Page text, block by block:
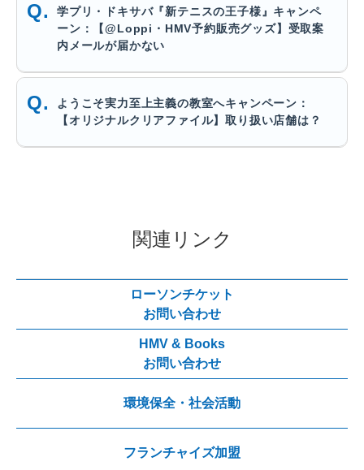
学プリ・ドキサバ『新テニスの王子様』キャンペ
ーン：【@Loppi・HMV予約販売グッズ】受取案
内メールが届かない
ようこそ実力至上主義の教室へキャンペーン：
【オリジナルクリアファイル】取り扱い店舗は？
関連リンク
ローソンチケット
お問い合わせ
HMV & Books
お問い合わせ
環境保全・社会活動
フランチャイズ加盟